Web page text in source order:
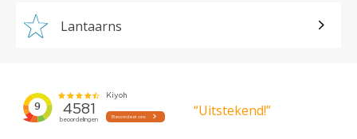
Lantaarns
“Uitstekend!”